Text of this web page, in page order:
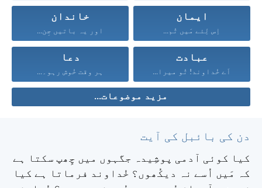
ایمان
اِس لِئے مَیں تُم...
خاندان
اور یہ باتیں جِن...
عبادت
اَے خُداوند! تُو میرا...
دعا
ہر وقت خُوش رہو۔...
مزید موضوعات...
دن کی بائبل کی آیت
کیا کوئی آدمی پوشِیدہ جگہوں میں چِھپ سکتا ہے
کہ مَیں اُسے نہ دیکُھوں؟ خُداوند فرماتا ہے کیا